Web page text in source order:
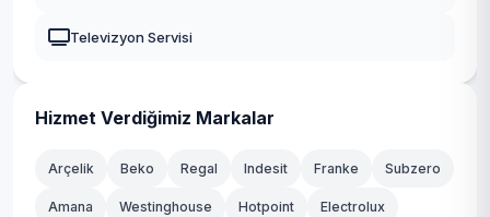
Televizyon Servisi
Hizmet Verdiğimiz Markalar
Arçelik Beko Regal Indesit Franke Subzero
Amana Westinghouse Hotpoint Electrolux